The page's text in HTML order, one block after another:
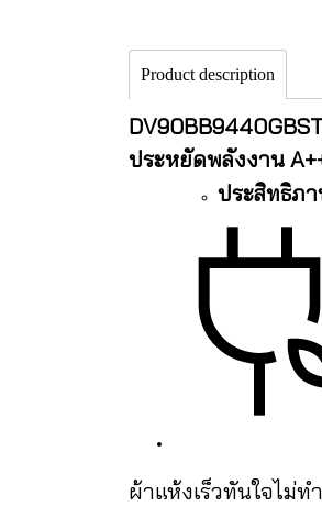
Product description
ประหยัดพลังงาน
ประสิทธิภ
ผ้าแห้งเร็วทันใจไม่ท